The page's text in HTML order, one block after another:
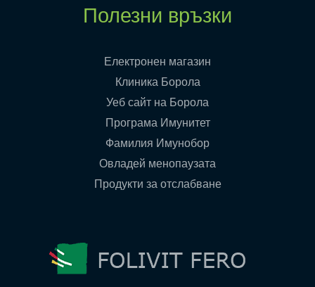
Полезни връзки
Електронен магазин
Клиника Борола
Уеб сайт на Борола
Програма Имунитет
Фамилия Имунобор
Овладей менопаузата
Продукти за отслабване